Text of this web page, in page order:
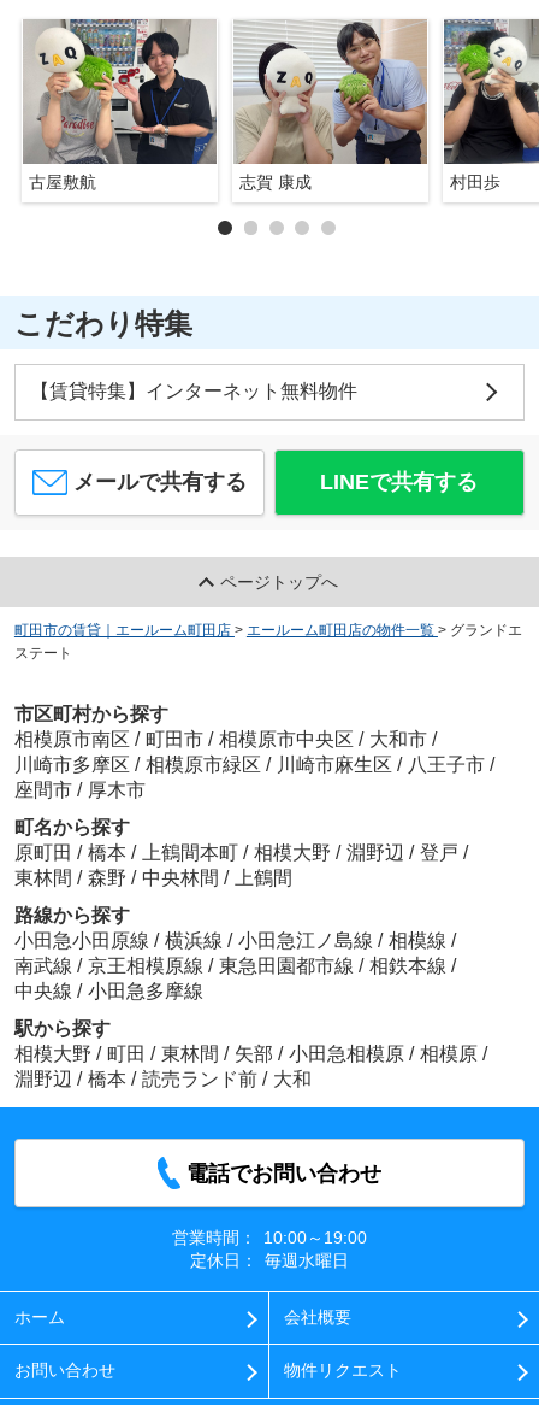
古屋敷航 志賀 康成 村田歩
こだわり特集
【賃貸特集】インターネット無料物件
メールで共有する LINEで共有する
ページトップへ
町田市の賃貸｜エールーム町田店 > エールーム町田店の物件一覧 > グランドエ
ステート
市区町村から探す
相模原市南区 / 町田市 / 相模原市中央区 / 大和市 /
川崎市多摩区 / 相模原市緑区 / 川崎市麻生区 / 八王子市 /
座間市 / 厚木市
町名から探す
原町田 / 橋本 / 上鶴間本町 / 相模大野 / 淵野辺 / 登戸 /
東林間 / 森野 / 中央林間 /
上鶴間
路線から探す
小田急小田原線 / 横浜線 / 小田急江ノ島線 / 相模線 /
南武線 / 京王相模原線 / 東急田園都市線 / 相鉄本線 /
中央線 / 小田急多摩線
駅から探す
相模大野 / 町田 / 東林間 / 矢部 / 小田急相模原 / 相模原 /
淵野辺 / 橋本 / 読売ランド前 / 大和
電話でお問い合わせ
営業時間：
10:00～19:00
定休日：
毎週水曜日
ホーム 会社概要
お問い合わせ 物件リクエスト